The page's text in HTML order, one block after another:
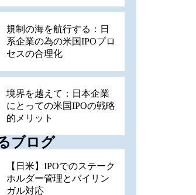
規制の海を航行する：日
系企業の為の米国IPOプロ
セスの合理化
境界を越えて：日本企業
にとっての米国IPOの戦略
的メリット
ブログ
【日米】IPOでのステーク
ホルダー管理とバイリン
ガル対応